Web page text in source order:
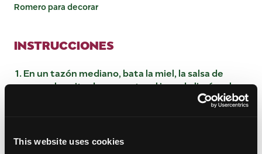
This website uses cookies
Romero para decorar
INSTRUCCIONES
En un tazón mediano, bata la miel, la salsa de
soya, el aceite de aguacate, el jugo de limón, el
cada muslo de pollo esté cubierto